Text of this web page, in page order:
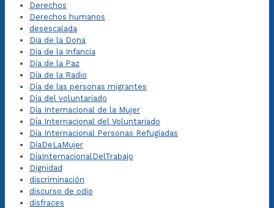
Derechos
Derechos humanos
desescalada
Dia de la Dona
Dia de la Infancia
Día de la Paz
Día de la Radio
Día de las personas migrantes
Día del voluntariado
Día Internacional de la Mujer
Día Internacional del Voluntariado
Día Internacional Personas Refugiadas
DíaDeLaMujer
DíaInternacionalDelTrabajo
Dignidad
discriminación
discurso de odio
disfraces